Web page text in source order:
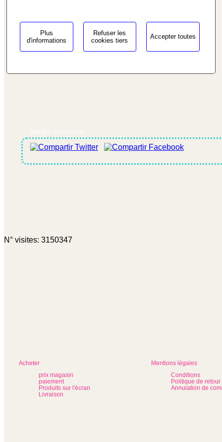
Plus
d'informations
Refuser les
cookies tiers
Accepter toutes
N° visites: 3150347
Acheter
prix magasin
paiement
Produits sur l'écran
Livraison
Mentions légales
Conditions
Politique de retour
Annulation de